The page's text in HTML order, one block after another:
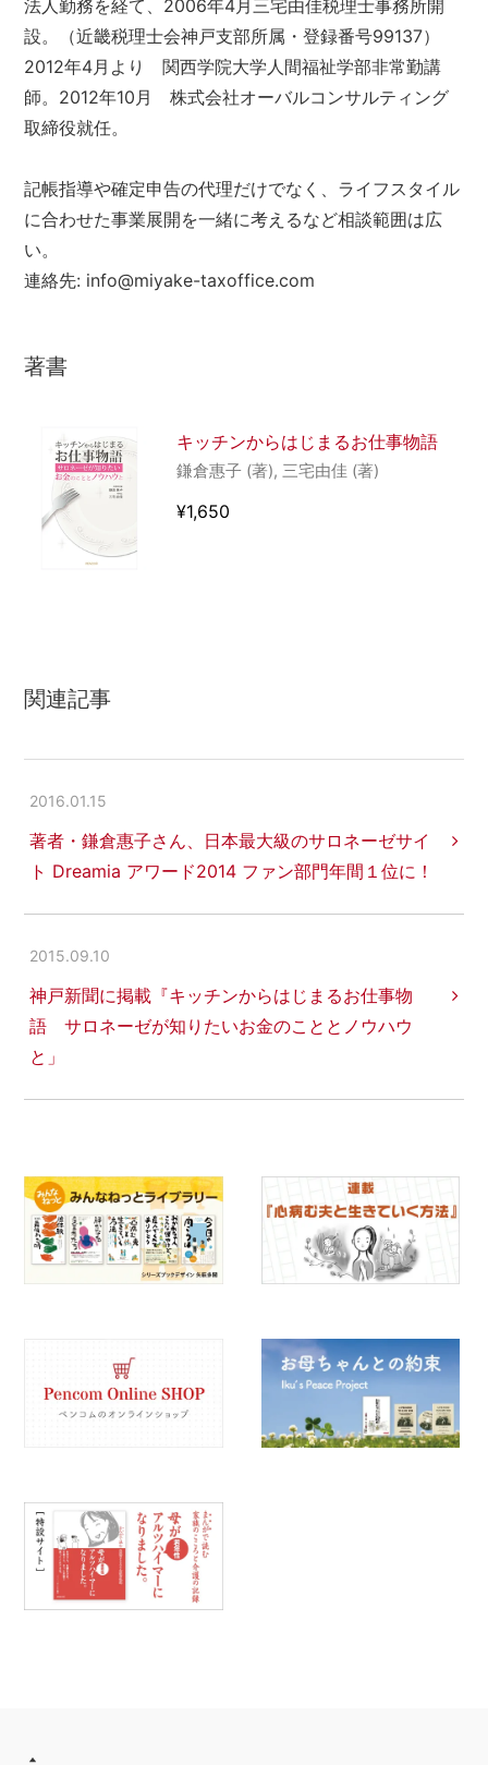
法人勤務を経て、2006年4月三宅由佳税理士事務所開
設。（近畿税理士会神戸支部所属・登録番号99137）
2012年4月より 関西学院大学人間福祉学部非常勤講
師。2012年10月 株式会社オーバルコンサルティング
取締役就任。
記帳指導や確定申告の代理だけでなく、ライフスタイル
に合わせた事業展開を一緒に考えるなど相談範囲は広
い。
連絡先: info@miyake-taxoffice.com
著書
キッチンからはじまるお仕事物語
鎌倉惠子 (著), 三宅由佳 (著)
¥1,650
関連記事
2016.01.15
著者・鎌倉惠子さん、日本最大級のサロネーゼサイ
ト Dreamia アワード2014 ファン部門年間１位に！
2015.09.10
神戸新聞に掲載『キッチンからはじまるお仕事物
語 サロネーゼが知りたいお金のこととノウハウ
と」